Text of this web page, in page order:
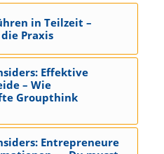
in Teilzeit –
Praxis
Effektive
– Wie
Groupthink
Entrepreneure